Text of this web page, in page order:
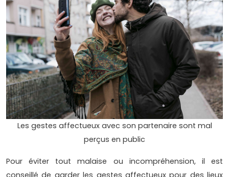
Les gestes affectueux avec son partenaire sont mal
perçus en public
Pour éviter tout malaise ou incompréhension, il est
conseillé de garder les gestes affectueux pour des lieux